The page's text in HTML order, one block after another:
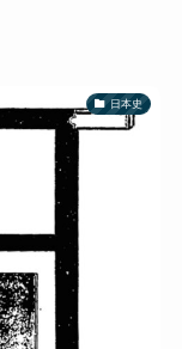
日本史